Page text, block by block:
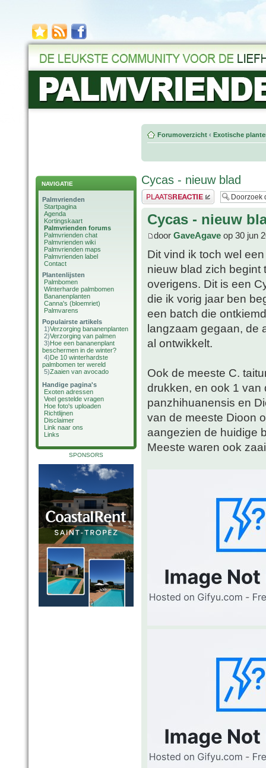
NAVIGATIE
Palmvrienden
Startpagina
Agenda
Kortingskaart
Palmvrienden forums
Palmvrienden chat
Palmvrienden wiki
Palmvrienden maps
Palmvrienden label
Contact
Plantenlijsten
Palmbomen
Winterharde palmbomen
Bananenplanten
Canna's (bloemriet)
Palmvarens
Populairste artikels
1)Verzorging bananenplanten
2)Verzorging van palmen
3)Hoe een bananenplant
beschermen in de winter?
4)De 10 winterhardste
palmbomen ter wereld
5)Zaaien van avocado
Handige pagina's
Exoten adressen
Veel gestelde vragen
Hoe foto's uploaden
Richtlijnen
Disclaimer
Link naar ons
Links
SPONSORS
Forumoverzicht ‹ Exotische
Cycas - nieuw blad
Plaats een reactie
Cycas - nieuw
door GaveAgave op 30 jun
Dit vind ik toch wel
nieuw blad zich begint
overigens. Dit is een
die ik vorig jaar ben
een batch die
langzaam gegaan, de
al ontwikkelt.
Ook de meeste C.
drukken, en ook 1 van
panzhihuanensis en
van de meeste Dioon
aangezien de huidige
Meeste waren ook